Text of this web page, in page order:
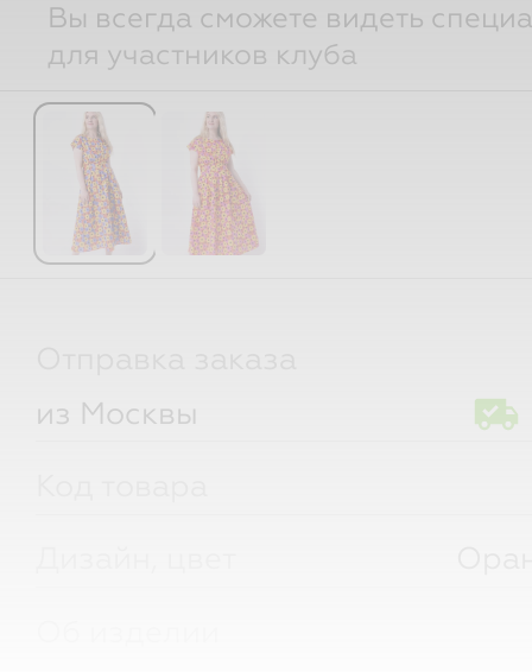
Вы всегда сможете видеть
для участников клуба
из Москвы